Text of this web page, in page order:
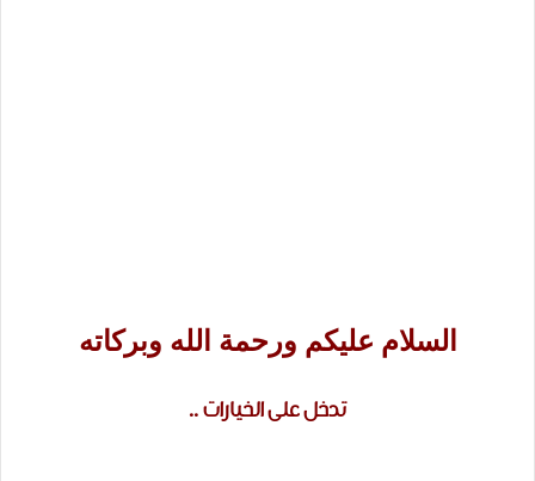
السلام عليكم ورحمة الله وبركاته
تدخل على الخيارات ..